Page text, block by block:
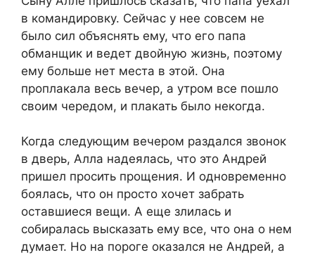
в командировку. Сейчас у нее совсем не
было сил объяснять ему, что его папа
обманщик и ведет двойную жизнь, поэтому
ему больше нет места в этой. Она
проплакала весь вечер, а утром все пошло
своим чередом, и плакать было некогда.
Когда следующим вечером раздался звонок
в дверь, Алла надеялась, что это Андрей
пришел просить прощения. И одновременно
боялась, что он просто хочет забрать
оставшиеся вещи. А еще злилась и
собиралась высказать ему все, что она о нем
думает. Но на пороге оказался не Андрей, а